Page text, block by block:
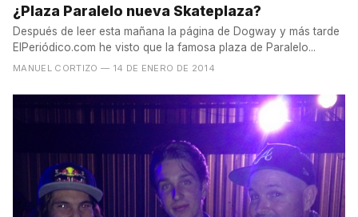
¿Plaza Paralelo nueva Skateplaza?
Después de leer esta mañana la página de Dogway y más tarde
ElPeriódico.com he visto que la famosa plaza de Paralelo...
MANUEL CORTIZO — 14 DE ENERO DE 2014